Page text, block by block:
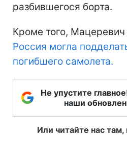
разбившегося борта.
Кроме того, Мацеревич
Россия могла
погибшего самолета.
Не упустите
наши
Или читайте нас там,